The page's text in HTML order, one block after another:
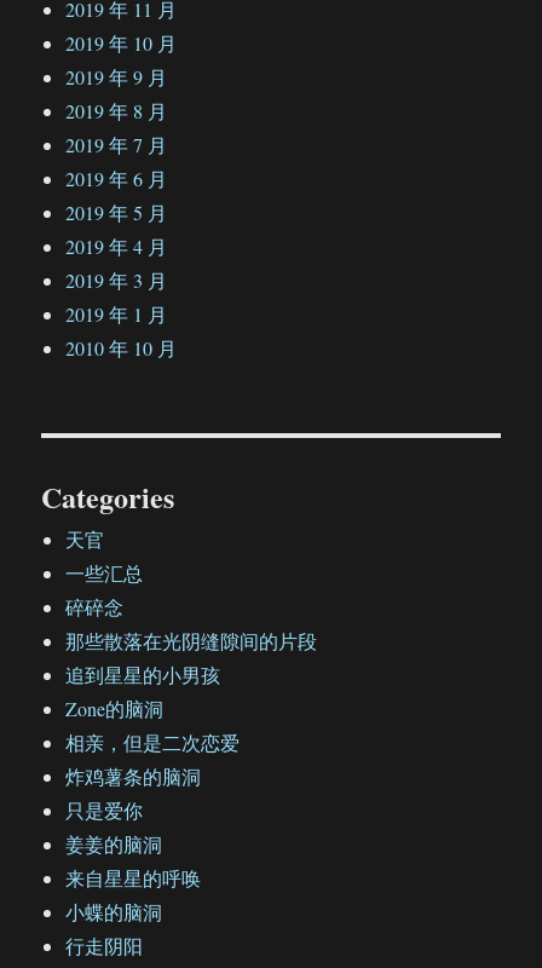
2019 年 11 月
2019 年 10 月
2019 年 9 月
2019 年 8 月
2019 年 7 月
2019 年 6 月
2019 年 5 月
2019 年 4 月
2019 年 3 月
2019 年 1 月
2010 年 10 月
Categories
天官
一些汇总
碎碎念
那些散落在光阴缝隙间的片段
追到星星的小男孩
Zone的脑洞
相亲，但是二次恋爱
炸鸡薯条的脑洞
只是爱你
姜姜的脑洞
来自星星的呼唤
小蝶的脑洞
行走阴阳